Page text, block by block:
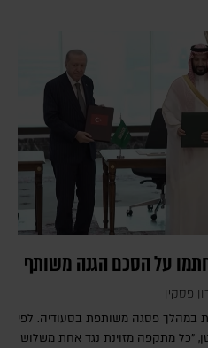
על הסכם הגנה משותף
פסקין
במהלך פסגה משותפת בסעודיה. לפי
מתקפה מזוינת נגד אחת משלוש